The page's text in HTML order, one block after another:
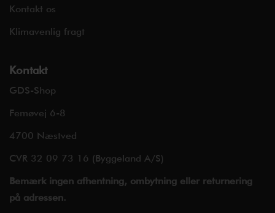
Kontakt os
Klimavenlig fragt
Kontakt
GDS-Shop
Femøvej 6-8
4700 Næstved
CVR 32 09 73 16 (Byggeland A/S)
Bemærk ingen afhentning, ombytning eller returnering
på adressen.